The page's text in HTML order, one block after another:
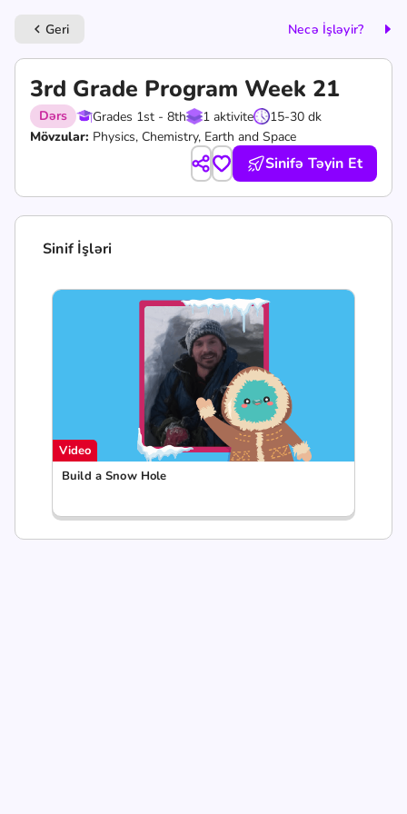
keyboard_arrow_left Geri Necə İşləyir?
3rd Grade Program Week 21
Dərs Grades 1st - 8th 1 aktivite
15-30 dk
Mövzular: Physics, Chemistry, Earth and Space
Sinifə Təyin Et
Sinif İşləri
Video
Build a Snow Hole